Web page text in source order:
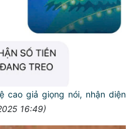
cao giả giọng nói, nhận diện
16:49)